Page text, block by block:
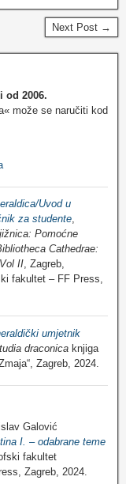
Next Post →
od 2006.
može se naručiti kod
Uvod u
za studente,
Pomoćne
Cathedrae:
II, Zagreb,
fakultet – FF Press,
umjetnik
draconica knjiga
Zagreb, 2024.
Galović
I. – odabrane teme
fakultet
Zagreb, 2024.